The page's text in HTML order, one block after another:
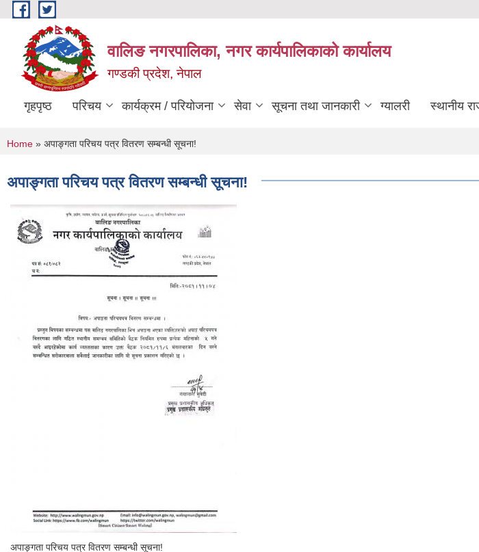
Skip to main content
वालिङ नगरपालिका, नगर कार्यपालिकाको कार्यालय
गण्डकी प्रदेश, नेपाल
गृहपृष्ठ परिचय कार्यक्रम / परियोजना सेवा सूचना तथा जानकारी ग्यालरी स्थानीय
You are here
Home » अपाङ्गता परिचय पत्र वितरण सम्बन्धी सूचना!
अपाङ्गता परिचय पत्र वितरण सम्बन्धी सूचना!
अपाङ्गता परिचय पत्र वितरण सम्बन्धी सूचना!